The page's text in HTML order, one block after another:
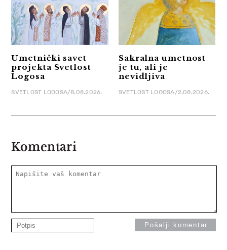
Umetnički savet
projekta Svetlost
Logosa
SVETLOST LOGOSA/8.08.2026.
Sakralna umetnost
je tu, ali je
nevidljiva
SVETLOST LOGOSA/2.08.2026.
Komentari